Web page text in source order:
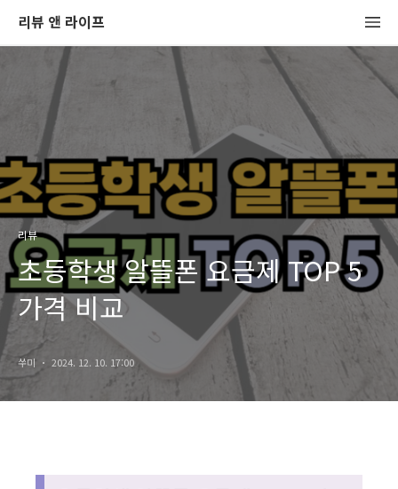
리뷰 앤 라이프
리뷰
초등학생 알뜰폰 요금제 TOP 5
가격 비교
쑤미 2024. 12. 10. 17:00